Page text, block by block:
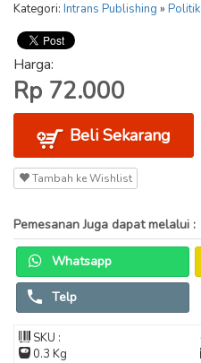
Kategori: Intrans Publishing » Politik
Harga:
Rp 72.000
Beli Sekarang
Tambah ke Wishlist
Pemesanan Juga dapat melalui :
Whatsapp
Telp
SKU :
0.3 Kg